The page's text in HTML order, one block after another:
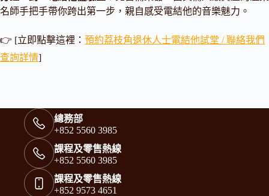
名師手把手帶你跨出第一步，親自感受電結他的音樂魅力。
👉 [立即點擊這裡： 預約荔枝角退休人士電結他試堂 / 聯絡我們
查詢詳情]
總務部
+852 5560 3985
課程及零售熱線
+852 5560 3985
課程及零售熱線
+852 9573 4651